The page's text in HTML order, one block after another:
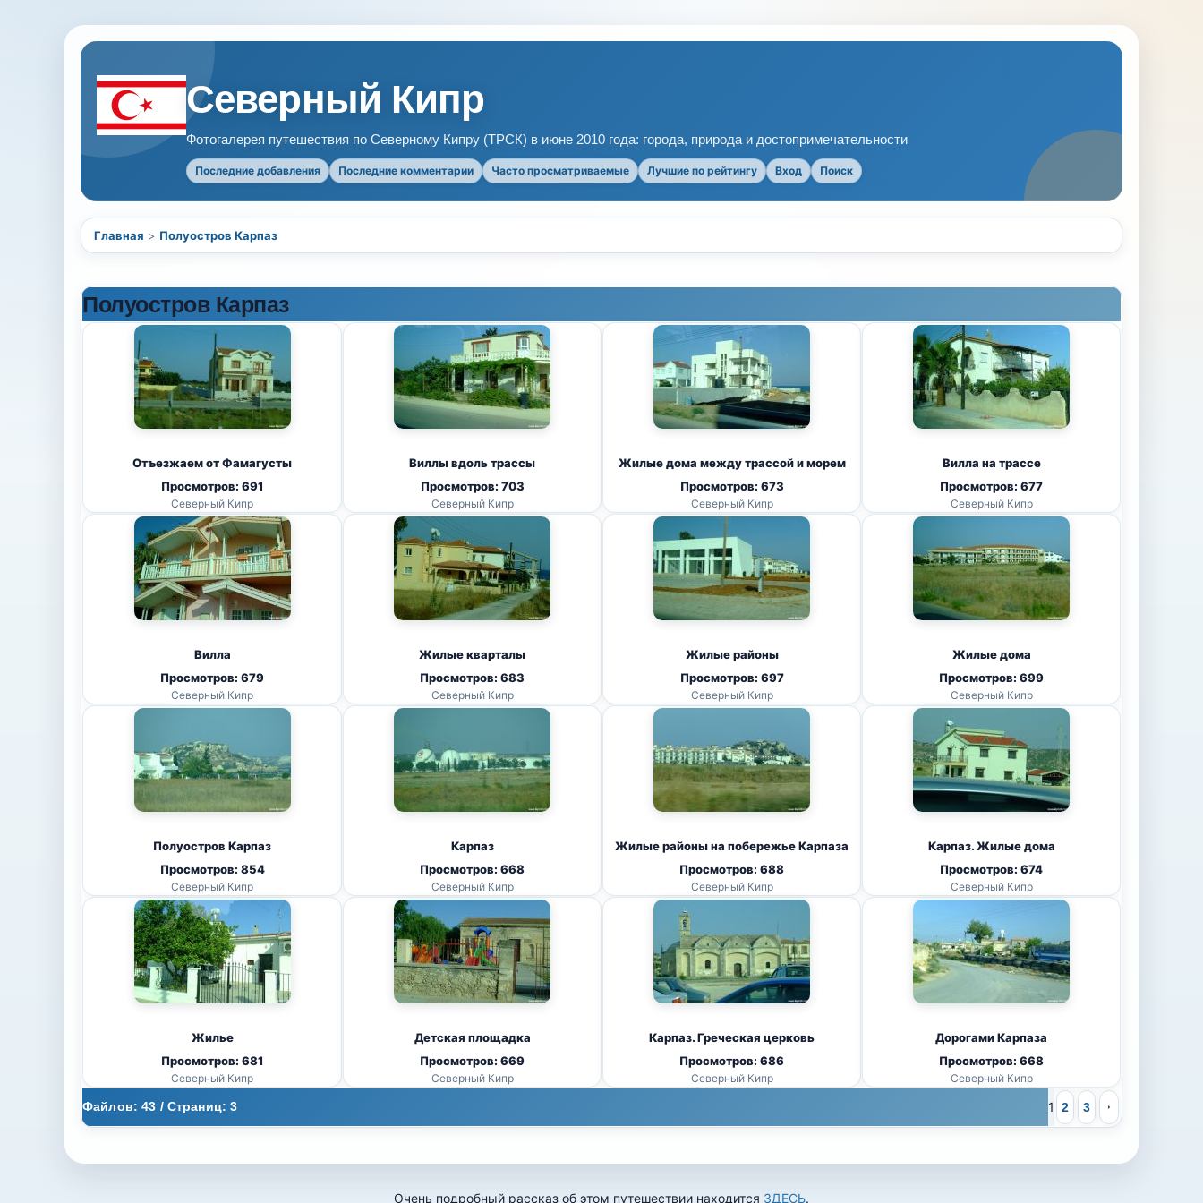
Северный Кипр
Фотогалерея путешествия по Северному Кипру (ТРСК) в июне 2010 года: города, природа и достопримечательности
Последние добавления Последние комментарии Часто просматриваемые Лучшие по рейтингу Вход Поиск
Главная > Полуостров Карпаз
Полуостров Карпаз
Отъезжаем от Фамагусты
Просмотров: 691
Северный Кипр
Виллы вдоль трассы
Просмотров: 703
Северный Кипр
Жилые дома между трассой и морем
Просмотров: 673
Северный Кипр
Вилла на трассе
Просмотров: 677
Северный Кипр
Вилла
Просмотров: 679
Северный Кипр
Жилые кварталы
Просмотров: 683
Северный Кипр
Жилые районы
Просмотров: 697
Северный Кипр
Жилые дома
Просмотров: 699
Северный Кипр
Полуостров Карпаз
Просмотров: 854
Северный Кипр
Карпаз
Просмотров: 668
Северный Кипр
Жилые районы на побережье Карпаза
Просмотров: 688
Северный Кипр
Карпаз. Жилые дома
Просмотров: 674
Северный Кипр
Жилье
Просмотров: 681
Северный Кипр
Детская площадка
Просмотров: 669
Северный Кипр
Карпаз. Греческая церковь
Просмотров: 686
Северный Кипр
Дорогами Карпаза
Просмотров: 668
Северный Кипр
Файлов: 43 / Страниц: 3 1 2 3
Очень подробный рассказ об этом путешествии находится ЗДЕСЬ.